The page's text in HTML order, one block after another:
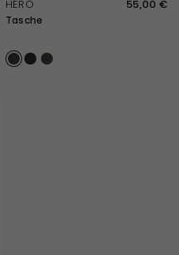
HERO 55,00 €
Tasche
BleuNoirKaki